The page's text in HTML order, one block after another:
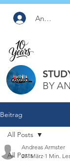
Anmelden
BY
Beitrag
All Posts
All Posts
Andreas Armster
27. März 1 Min.